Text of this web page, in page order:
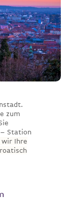
zum
Station
wir Ihre